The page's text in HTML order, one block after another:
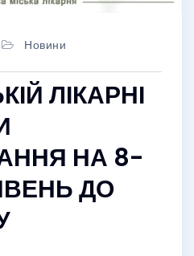
Новини
ЛІКАРНІ
НА 8-
ДО